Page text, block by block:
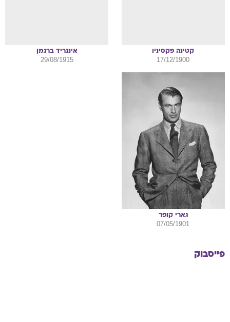
קטינה פקסיניו
17/12/1900
אינגריד ברגמן
29/08/1915
גארי קופר
07/05/1901
פייסבוק